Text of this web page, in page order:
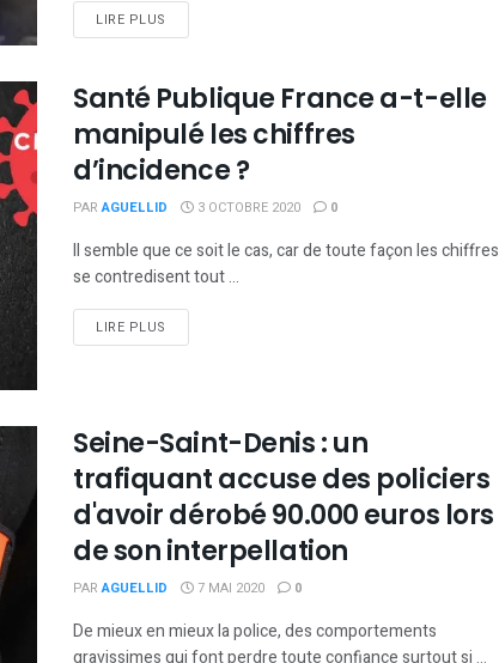
LIRE PLUS
Santé Publique France a-t-elle
manipulé les chiffres
d’incidence ?
PAR AGUELLID 3 OCTOBRE 2020 0
Il semble que ce soit le cas, car de toute façon les chiffres
se contredisent tout ...
LIRE PLUS
Seine-Saint-Denis : un
trafiquant accuse des policiers
d'avoir dérobé 90.000 euros lors
de son interpellation
PAR AGUELLID 7 MAI 2020 0
De mieux en mieux la police, des comportements
gravissimes qui font perdre toute confiance surtout si ...